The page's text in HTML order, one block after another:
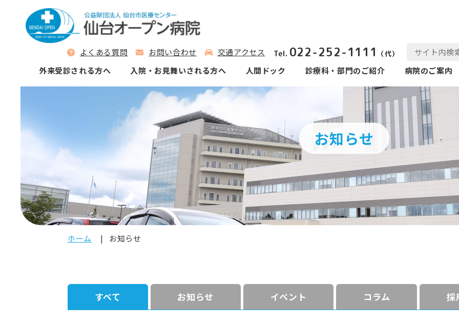
よくある質問 お問い合わせ 交通アクセス Tel. 022-252-1111 （代）
外来受診される⽅へ ⼊院‧お⾒舞いされる⽅へ 人間ドック 診療科‧部⾨のご紹介 病院のご案内
お知らせ
ホーム お知らせ
すべて お知らせ イベント コラム 採